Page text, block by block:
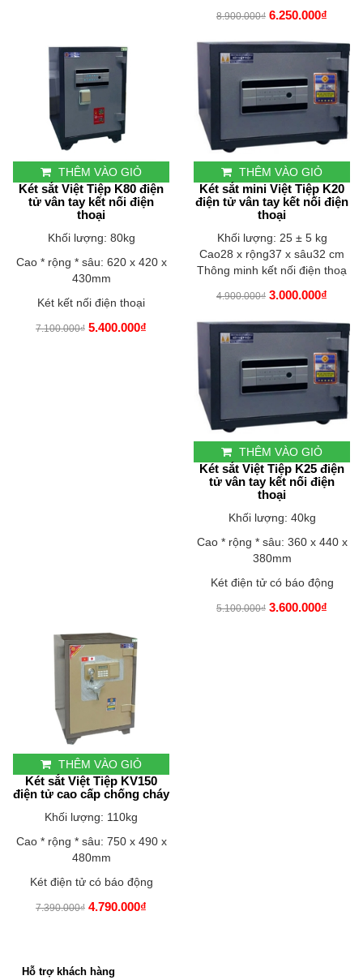
8.900.000₫ 6.250.000₫
THÊM VÀO GIỎ
Két sắt Việt Tiệp K80 điện
tử vân tay kết nối điện
thoại
Khối lượng: 80kg
Cao * rộng * sâu: 620 x 420 x
430mm
Két kết nối điện thoại
7.100.000₫ 5.400.000₫
THÊM VÀO GIỎ
Két sắt mini Việt Tiệp K20
điện tử vân tay kết nối điện
thoại
Khối lượng: 25 ± 5 kg
Cao28 x rộng37 x sâu32 cm
Thông minh kết nối điện thoạ
4.900.000₫ 3.000.000₫
THÊM VÀO GIỎ
Két sắt Việt Tiệp K25 điện
tử vân tay kết nối điện
thoại
Khối lượng: 40kg
Cao * rộng * sâu: 360 x 440 x
380mm
Két điện tử có báo động
5.100.000₫ 3.600.000₫
THÊM VÀO GIỎ
Két sắt Việt Tiệp KV150
điện tử cao cấp chống cháy
Khối lượng: 110kg
Cao * rộng * sâu: 750 x 490 x
480mm
Két điện tử có báo động
7.390.000₫ 4.790.000₫
Hỗ trợ khách hàng